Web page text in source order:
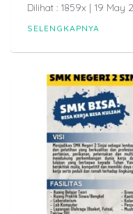
Dilihat : 1859x | 19 May
SELENGKAPNYA